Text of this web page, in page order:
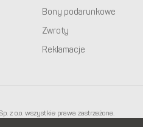
Bony podarunkowe
Zwroty
Reklamacje
z o.o. wszystkie prawa zastrzeżone.